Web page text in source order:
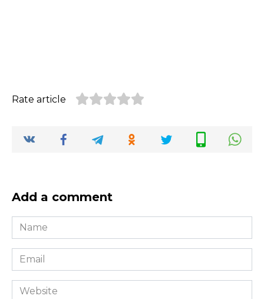
Rate article
Add a comment
Name
*
Email
*
Website